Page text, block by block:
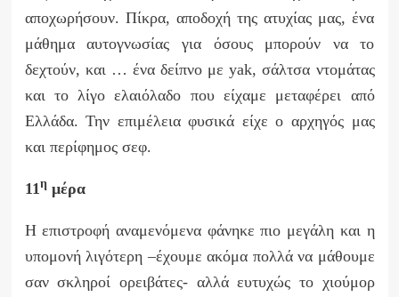
αποχωρήσουν. Πίκρα, αποδοχή της ατυχίας μας, ένα
μάθημα αυτογνωσίας για όσους μπορούν να το
δεχτούν, και … ένα δείπνο μεyak, σάλτσα ντομάτας
και το λίγο ελαιόλαδο που είχαμε μεταφέρει από
Ελλάδα. Την επιμέλεια φυσικά είχε ο αρχηγός μας
και περίφημος σεφ.
11ημέρα
Η επιστροφή αναμενόμενα φάνηκε πιο μεγάλη και η
υπομονή λιγότερη –έχουμε ακόμα πολλά να μάθουμε
σαν σκληροί ορειβάτες- αλλά ευτυχώς το χιούμορ